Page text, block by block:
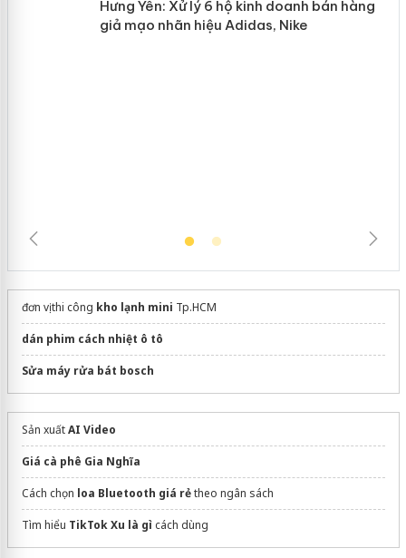
mại trong tháng 7
đơn vị thi công kho lạnh mini Tp.HCM
dán phim cách nhiệt ô tô
Sửa máy rửa bát bosch
Sản xuấtAI Video
Giá cà phê Gia Nghĩa
Cách chọn loa Bluetooth giá rẻtheo ngân sách
Tìm hiểu TikTok Xu là gìcách dùng